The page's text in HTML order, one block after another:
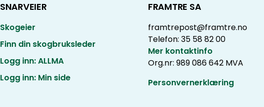
SNARVEIER
Skogeier
Finn din skogbruksleder
Logg inn: ALLMA
Logg inn: Min side
FRAMTRE SA
framtrepost@framtre.no
Telefon: 35 58 82 00
Mer kontaktinfo
Org.nr: 989 086 642 MVA
Personvernerklæring